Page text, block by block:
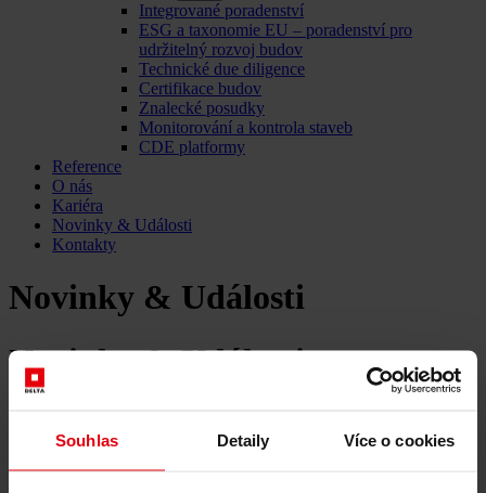
Souhlas Detaily Více o cookies
Integrované poradenství
ESG a taxonomie EU – poradenství pro
udržitelný rozvoj budov
Technické due diligence
Certifikace budov
Znalecké posudky
Monitorování a kontrola staveb
CDE platformy
Reference
O nás
Kariéra
Novinky & Události
Kontakty
Novinky & Události
Novinky & Události